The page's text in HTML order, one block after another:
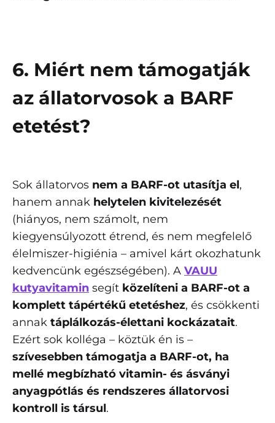
6. Miért nem támogatják
az állatorvosok a BARF
etetést?
Sok állatorvos nem a BARF-ot utasítja el,
hanem annak helytelen kivitelezését
(hiányos, nem számolt, nem
kiegyensúlyozott étrend, és nem megfelelő
élelmiszer-higiénia – amivel kárt okozhatunk
kedvencünk egészségében). A VAUU
kutyavitamin segít közelíteni a BARF-ot a
komplett tápértékű etetéshez, és csökkenti
annak táplálkozás-élettani kockázatait.
Ezért sok kolléga – köztük én is –
szívesebben támogatja a BARF-ot, ha
mellé megbízható vitamin- és ásványi
anyagpótlás és rendszeres állatorvosi
kontroll is társul.